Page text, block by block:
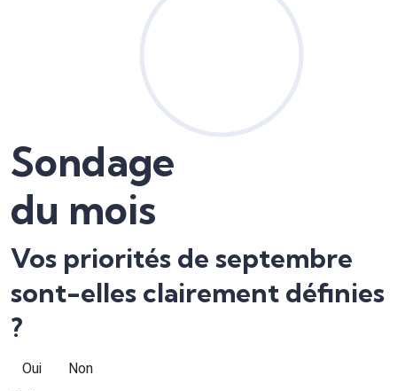
Sondage
du mois
Vos priorités de septembre
sont-elles clairement définies
?
Oui
Non